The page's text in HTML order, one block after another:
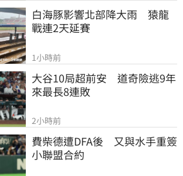
白海豚影響北部降大雨　猿龍
戰連2天延賽
1小時前
大谷10局超前安　道奇險逃9年
來最長8連敗
2小時前
費柴德遭DFA後　又與水手重簽
小聯盟合約